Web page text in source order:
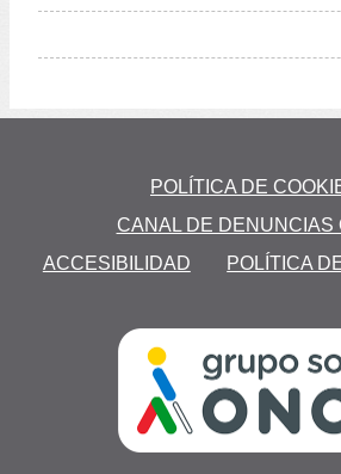
POLÍTICA DE
CANAL DE DENUNCIAS
ACCESIBILIDAD
POLÍTICA